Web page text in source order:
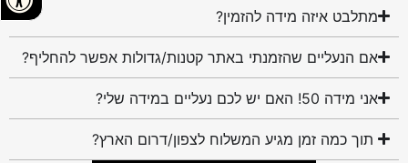
מתלבט איזה מידה להזמין?
אם הנעליים שהזמנתי באתר קטנות/גדולות אפשר להחליף?
אני מידה 50! האם יש לכם נעליים במידה שלי?
תוך כמה זמן מגיע המשלוח לצפון/דרום הארץ?